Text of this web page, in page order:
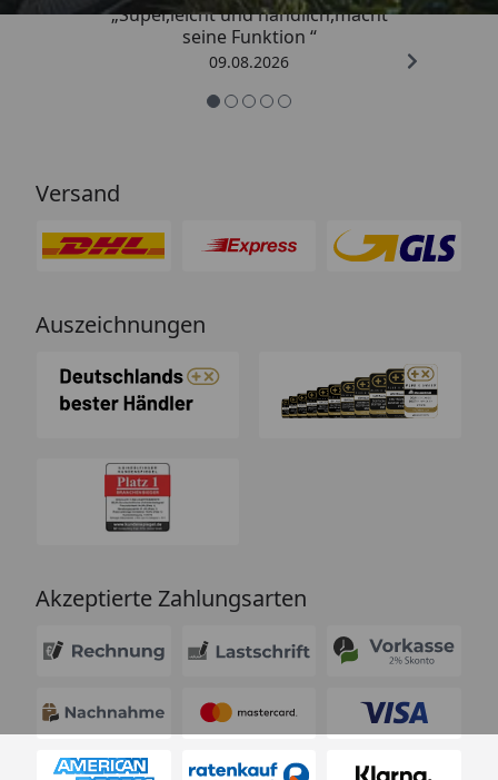
„Super,leicht und handlich,macht
seine Funktion “
09.08.2026
Versand
Auszeichnungen
Akzeptierte Zahlungsarten